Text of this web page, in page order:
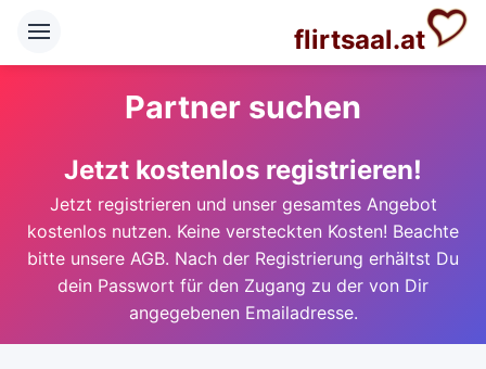
flirtsaal.at
Partner suchen
Jetzt kostenlos registrieren!
Jetzt registrieren und unser gesamtes Angebot
kostenlos nutzen. Keine versteckten Kosten! Beachte
bitte unsere AGB. Nach der Registrierung erhältst Du
dein Passwort für den Zugang zu der von Dir
angegebenen Emailadresse.